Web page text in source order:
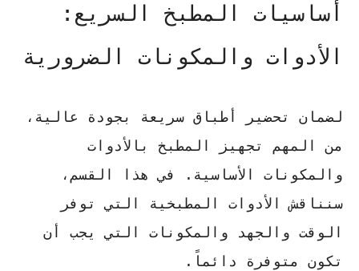
أساسيات المطبخ السريع:
الأدوات والمكونات الضرورية
لضمان تحضير أطباق سريعة بجودة عالية،
من المهم تجهيز المطبخ بالأدوات
والمكونات الأساسية. في هذا القسم،
سنناقش الأدوات المطبخية التي توفر
الوقت والجهد والمكونات التي يجب أن
تكون متوفرة دائماً.